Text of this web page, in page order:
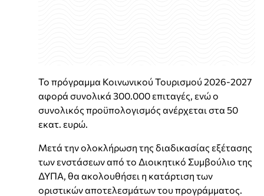
Το πρόγραμμα Κοινωνικού Τουρισμού 2026-2027
αφορά συνολικά 300.000 επιταγές, ενώ ο
συνολικός προϋπολογισμός ανέρχεται στα 50
εκατ. ευρώ.
Μετά την ολοκλήρωση της διαδικασίας εξέτασης
των ενστάσεων από το Διοικητικό Συμβούλιο της
ΔΥΠΑ, θα ακολουθήσει η κατάρτιση των
οριστικών αποτελεσμάτων του προγράμματος.